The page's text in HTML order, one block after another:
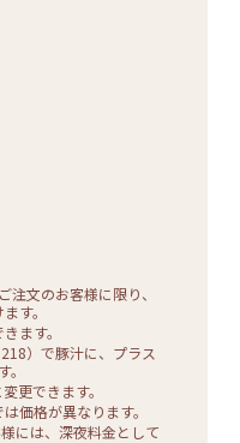
文のお客様に限り、
す。
ます。
）で豚汁に、プラス
更できます。
価格が異なります。
には、深夜料金として